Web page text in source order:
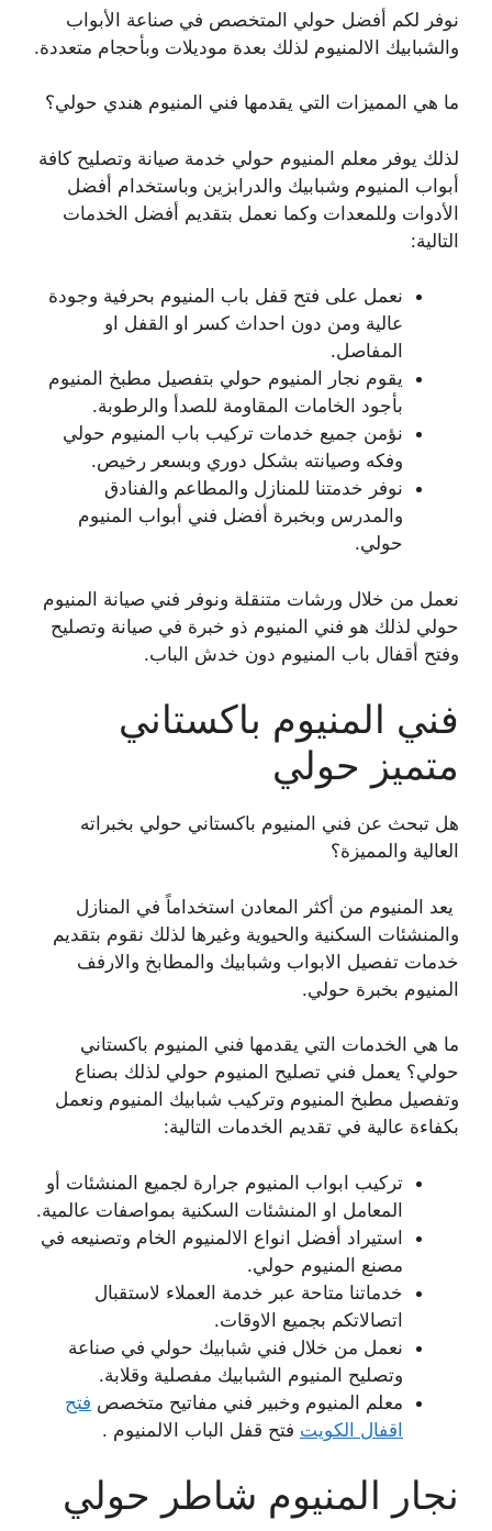
نوفر لكم أفضل حولي المتخصص في صناعة الأبواب
والشبابيك الالمنيوم لذلك بعدة موديلات وبأحجام متعددة.
ما هي المميزات التي يقدمها فني المنيوم هندي حولي؟
لذلك يوفر معلم المنيوم حولي خدمة صيانة وتصليح كافة
أبواب المنيوم وشبابيك والدرابزين وباستخدام أفضل
الأدوات وللمعدات وكما نعمل بتقديم أفضل الخدمات
التالية:
نعمل على فتح قفل باب المنيوم بحرفية وجودة
عالية ومن دون احداث كسر او القفل او
المفاصل.
يقوم نجار المنيوم حولي بتفصيل مطبخ المنيوم
بأجود الخامات المقاومة للصدأ والرطوبة.
نؤمن جميع خدمات تركيب باب المنيوم حولي
وفكه وصيانته بشكل دوري وبسعر رخيص.
نوفر خدمتنا للمنازل والمطاعم والفنادق
والمدرس وبخبرة أفضل فني أبواب المنيوم
حولي.
نعمل من خلال ورشات متنقلة ونوفر فني صيانة المنيوم
حولي لذلك هو فني المنيوم ذو خبرة في صيانة وتصليح
وفتح أقفال باب المنيوم دون خدش الباب.
فني المنيوم باكستاني
متميز حولي
هل تبحث عن فني المنيوم باكستاني حولي بخبراته
العالية والمميزة؟
يعد المنيوم من أكثر المعادن استخداماً في المنازل
والمنشئات السكنية والحيوية وغيرها لذلك نقوم بتقديم
خدمات تفصيل الابواب وشبابيك والمطابخ والارفف
المنيوم بخبرة حولي.
ما هي الخدمات التي يقدمها فني المنيوم باكستاني
حولي؟ يعمل فني تصليح المنيوم حولي لذلك بصناع
وتفصيل مطبخ المنيوم وتركيب شبابيك المنيوم ونعمل
بكفاءة عالية في تقديم الخدمات التالية:
تركيب ابواب المنيوم جرارة لجميع المنشئات أو
المعامل او المنشئات السكنية بمواصفات عالمية.
استيراد أفضل انواع الالمنيوم الخام وتصنيعه في
مصنع المنيوم حولي.
خدماتنا متاحة عبر خدمة العملاء لاستقبال
اتصالاتكم بجميع الاوقات.
نعمل من خلال فني شبابيك حولي في صناعة
وتصليح المنيوم الشبابيك مفصلية وقلابة.
معلم المنيوم وخبير فني مفاتيح متخصص فتح
اقفال الكويت فتح قفل الباب الالمنيوم .
نجار المنيوم شاطر حولي